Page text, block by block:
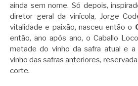
ainda sem nome. Só depois,
diretor geral da vinícola, Jorge
vitalidade e paixão, nasceu então o
então, ano após ano, o Caballo
metade do vinho da safra atual e
vinho das safras anteriores,
corte.